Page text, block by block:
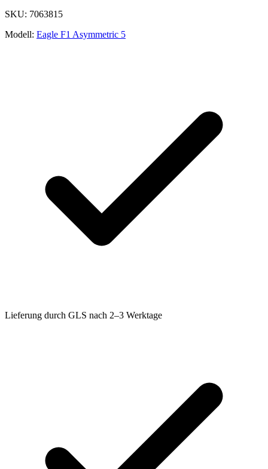
SKU: 7063815
Modell: Eagle F1 Asymmetric 5
Lieferung durch GLS nach 2–3 Werktage